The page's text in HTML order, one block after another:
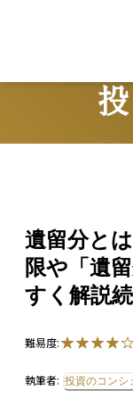
遺留分と
限や「遺
すく解説続
難易度:
執筆者: 投資のコンシ